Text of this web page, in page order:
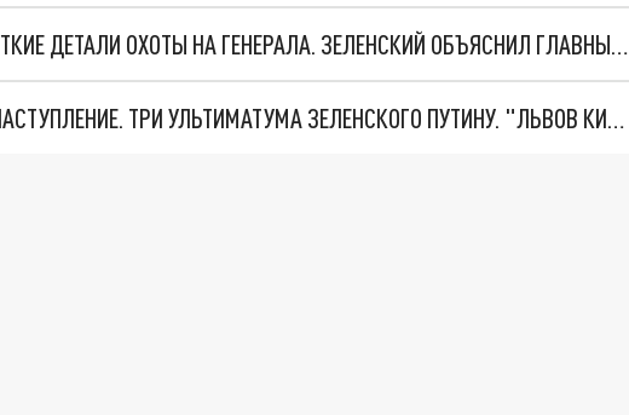
"МЫ ВАС ЗАСТАВИМ": ЖУТКИЕ ДЕТАЛИ ОХОТЫ НА ГЕНЕРАЛА. ЗЕЛЕНСКИЙ ОБЪЯСНИЛ ГЛАВНЫЙ СМЫСЛ ТЕРАКТА В ЦЕНТРЕ МОСКВЫ
НОВОЕ МАСШТАБНЕЙШЕЕ НАСТУПЛЕНИЕ. ТРИ УЛЬТИМАТУМА ЗЕЛЕНСКОГО ПУТИНУ. "ЛЬВОВ КИМА" ПОСТАВЯТ НА ПВО? ГЛОБАЛЬНЫЙ ПРОРЫВ ПОД ЗАПОРОЖЬЕМ